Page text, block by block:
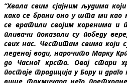
“Хвала свим сјајним људима
како се брани оно у шта ми као
се вратили својим коренима и
пливачи показали су победу
свих нас. Честитам свима који
леденој води, нарочито Марку
до Часног крста. Овај стари
постаје традиција у Бору и драго
више такмичара него